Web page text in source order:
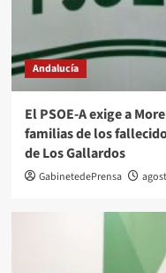
Andalucía
El PSOE-A exige a
familias de los
de Los Gallardos
GabinetedePrensa